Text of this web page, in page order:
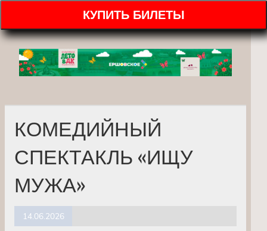
КУПИТЬ БИЛЕТЫ
КОМЕДИЙНЫЙ
СПЕКТАКЛЬ «ИЩУ
МУЖА»
14.06.2026